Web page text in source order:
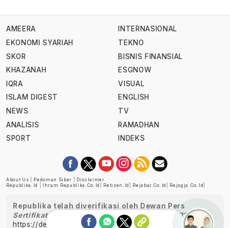
AMEERA
EKONOMI SYARIAH
SKOR
KHAZANAH
IQRA
ISLAM DIGEST
NEWS
ANALISIS
SPORT
INTERNASIONAL
TEKNO
BISNIS FINANSIAL
ESGNOW
VISUAL
ENGLISH
TV
RAMADHAN
INDEKS
About Us Pedoman Siber
Disclaimer
Republika.id
Ihram.republika.co.id Retizen.id Rejabar.co.id Rejogja.co.id
Republika telah diverifikasi oleh Dewan Pers
Sertifikat Nomor 1058/DP-Verifikasi/K/XII/2022
https://dewanpers.or.id/data/perusahaanpers